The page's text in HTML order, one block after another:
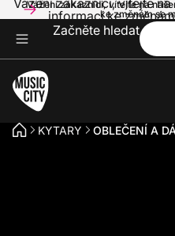
Vážení zákazníci, vítejte na
ke změnám se
Vážení zákazníci, vítejte
informací ke
Začněte hledat
KYTARY OBLEČENÍ A